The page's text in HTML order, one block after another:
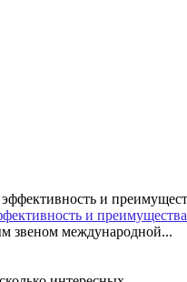
и преимущества
звеном международной...